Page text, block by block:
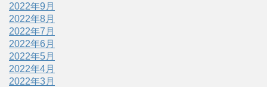
2022年9月
2022年8月
2022年7月
2022年6月
2022年5月
2022年4月
2022年3月